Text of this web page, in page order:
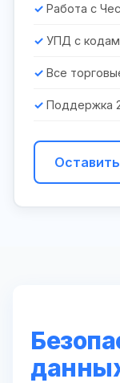
Работа с
УПД с
Все
Поддержка